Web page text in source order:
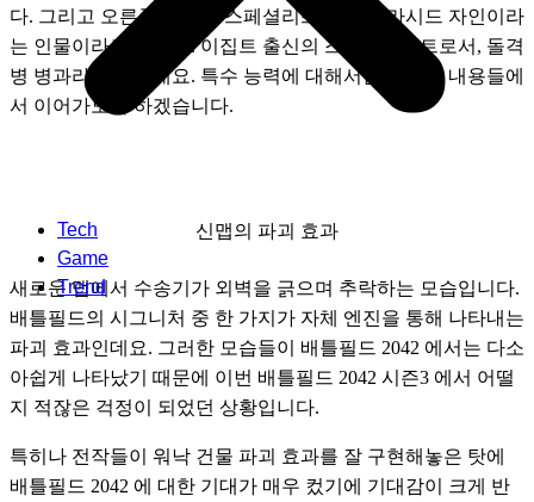
Tech
Game
Trend
다. 그리고 오른쪽은 신규 스페셜리스트인데, 라시드 자인이라
는 인물이라고 합니다. 이집트 출신의 스페셜리스트로서, 돌격
병 병과라고 하는데요. 특수 능력에 대해서는 아래에 내용들에
서 이어가도록 하겠습니다.
신맵의 파괴 효과
새로운 맵에서 수송기가 외벽을 긁으며 추락하는 모습입니다.
배틀필드의 시그니처 중 한 가지가 자체 엔진을 통해 나타내는
파괴 효과인데요. 그러한 모습들이 배틀필드 2042 에서는 다소
아쉽게 나타났기 때문에 이번 배틀필드 2042 시즌3 에서 어떨
지 적잖은 걱정이 되었던 상황입니다.
특히나 전작들이 워낙 건물 파괴 효과를 잘 구현해놓은 탓에
배틀필드 2042 에 대한 기대가 매우 컸기에 기대감이 크게 반